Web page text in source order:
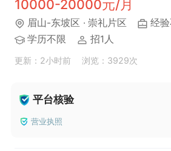
10000-20000元/月
眉山-东坡区 · 崇礼片区
经
学历不限
招1人
更新：2小时前 浏览：3929次
平台核验
营业执照